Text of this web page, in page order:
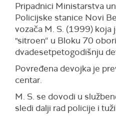
Pripadnici Ministarstva
Policijske stanice Novi
vozača M. S. (1999) koja
"sitroen“ u Bloku 70
dvadesetpetogodišnju
Povređena devojka je
centar.
M. S. se dovodi u
sledi dalji rad policije i